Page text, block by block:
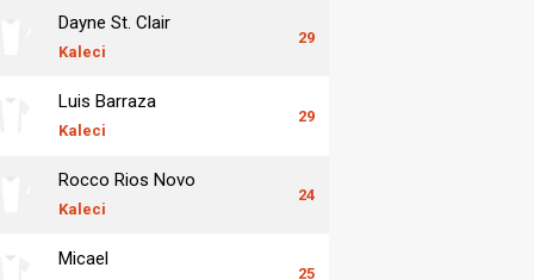
Dayne St. Clair
Kaleci
29
Luis Barraza
Kaleci
29
Rocco Rios Novo
Kaleci
24
Micael
25